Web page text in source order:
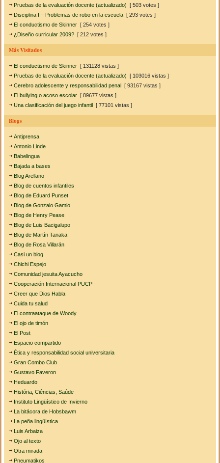
Pruebas de la evaluación docente (actualizado) [ 503 votes ]
Disciplina I – Problemas de robo en la escuela [ 293 votes ]
El conductismo de Skinner [ 254 votes ]
¿Diseño curricular 2009? [ 212 votes ]
Más Visitados
El conductismo de Skinner [ 131128 vistas ]
Pruebas de la evaluación docente (actualizado) [ 103016 vistas ]
Cerebro adolescente y responsabilidad penal [ 93167 vistas ]
El bullying o acoso escolar [ 89677 vistas ]
Una clasificación del juego infantil [ 77101 vistas ]
Blogs
Antiprensa
Antonio Linde
Babelingua
Bajada a bases
Blog Arellano
Blog de cuentos infantiles
Blog de Eduard Punset
Blog de Gonzalo Gamio
Blog de Henry Pease
Blog de Luis Bacigalupo
Blog de Martín Tanaka
Blog de Rosa Villarán
Casi un blog
Chichi Espejo
Comunidad jesuita Ayacucho
Cooperación Internacional PUCP
Creer que Dios Habla
Cuida tu salud
El contraataque de Woody
El ojo de timón
El Post
Espacio compartido
Ética y responsabilidad social universitaria
Gran Combo Club
Gustavo Faveron
Heduardo
História, Ciências, Saúde
Instituto Lingüístico de Invierno
La bitácora de Hobsbawm
La peña lingüística
Luis Arbaiza
Ojo al texto
Otra mirada
Pneumatikos